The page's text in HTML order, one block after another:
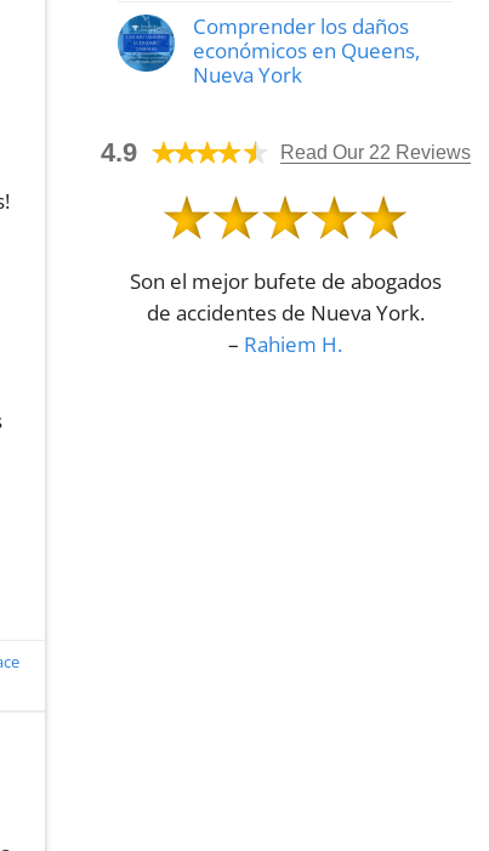
Helps
Determine
Fault
comentarios
en
Why
Call
Attorney
in
Comprender los daños
económicos en Queens,
Nueva York
en
Understanding
Damages
in
Queens,
4.9 Read Our 22 Reviews
Son el mejor bufete de abogados
de accidentes de Nueva York.
– Rahiem H.